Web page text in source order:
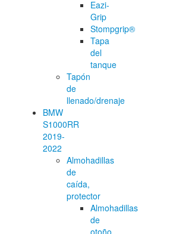
Eazi-
Grip
Stompgrip®
Tapa
del
tanque
Tapón
de
llenado/drenaje
BMW
S1000RR
2019-
2022
Almohadillas
de
caída,
protector
Almohadillas
de
otoño